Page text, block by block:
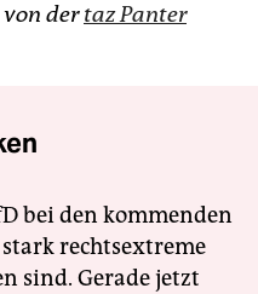
dertaz Panter
bei den kommenden
rechtsextreme
sind. Gerade jetzt